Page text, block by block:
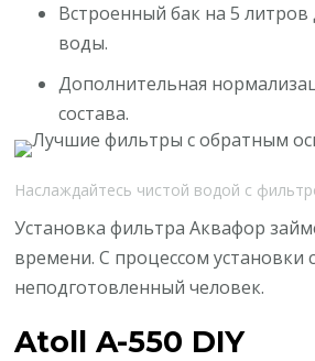
Встроенный бак на 5
воды.
Дополнительная
состава.
Наслаждайтесь чистой водой с
Установка фильтра Аквафор
времени. С процессом установки
неподготовленный человек.
Atoll A-550 DIY